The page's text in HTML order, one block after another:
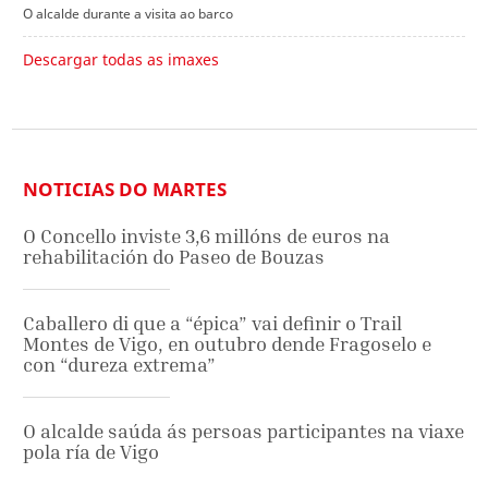
O alcalde durante a visita ao barco
Descargar todas as imaxes
NOTICIAS DO MARTES
O Concello inviste 3,6 millóns de euros na
rehabilitación do Paseo de Bouzas
Caballero di que a “épica” vai definir o Trail
Montes de Vigo, en outubro dende Fragoselo e
con “dureza extrema”
O alcalde saúda ás persoas participantes na viaxe
pola ría de Vigo